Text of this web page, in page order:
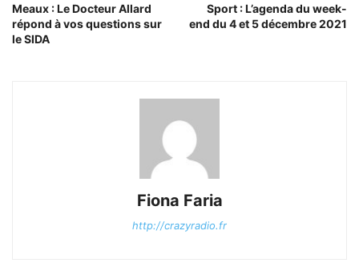
Meaux : Le Docteur Allard
répond à vos questions sur
le SIDA
Sport : L’agenda du week-
end du 4 et 5 décembre 2021
Fiona Faria
http://crazyradio.fr